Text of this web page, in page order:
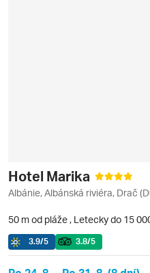
Hotel Marika
Albánie, Albánská riviéra, Drač
50 m od pláže , Letecky do 15
3.9/5 3.8/5